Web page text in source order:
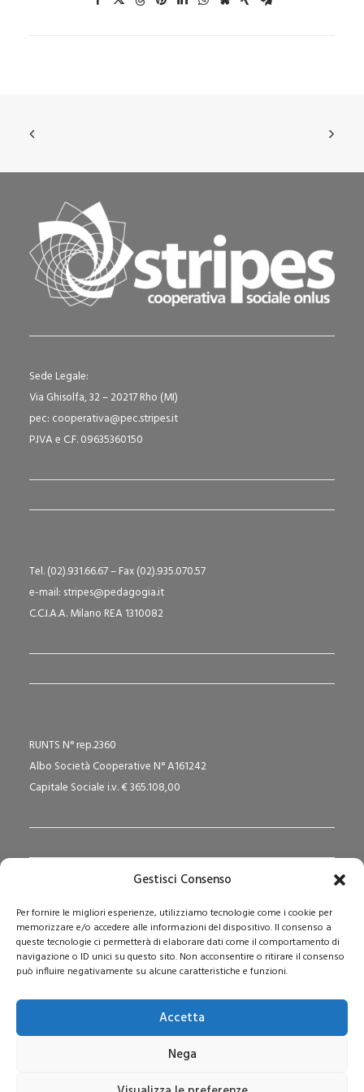
Gestisci Consenso
Per fornire le migliori esperienze, utilizziamo tecnologie come i cookie per
memorizzare e/o accedere alle informazioni del dispositivo. Il consenso a
queste tecnologie ci permetterà di elaborare dati come il comportamento di
navigazione o ID unici su questo sito. Non acconsentire o ritirare il consenso
può influire negativamente su alcune caratteristiche e funzioni.
Accetta
Nega
Sede Legale:
Via Ghisolfa, 32 – 20217 Rho (MI)
pec: cooperativa@pec.stripes.it
P.IVA e C.F. 09635360150
Tel. (02).931.66.67 – Fax (02).935.070.57
e-mail: stripes@pedagogia.it
C.C.I.A.A. Milano REA 1310082
RUNTS N° rep.2360
Albo Società Cooperative N° A161242
Capitale Sociale i.v. € 365.108,00
Via San Domenico Savio, 6 – 20017 Rho (MI)
Reg. Tribunale: n. 187 del 29/03/97 | ISSN: 1593-2259
Web:www.pedagogia.it